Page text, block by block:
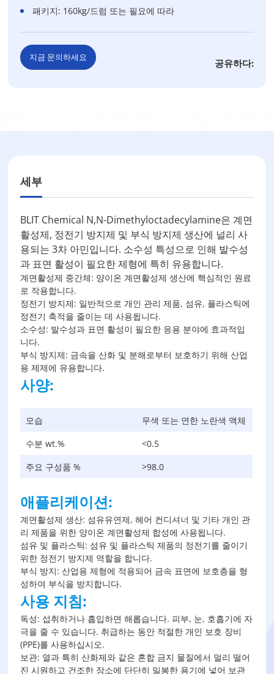
패키지: 160kg/드럼 또는 필요에 따라
지금 문의하세요 공유하다:
세부
BLIT Chemical N,N-Dimethyloctadecylamine은 계면
활성제, 정전기 방지제 및 부식 방지제 생산에 널리 사
용되는 3차 아민입니다. 소수성 특성으로 인해 발수성
과 표면 활성이 필요한 제형에 특히 유용합니다.
계면활성제 중간체: 양이온 계면활성제 생산에 핵심적인 원료
로 작용합니다.
정전기 방지제: 일반적으로 개인 관리 제품, 섬유, 플라스틱에
정전기 축적을 줄이는 데 사용됩니다.
소수성: 발수성과 표면 활성이 필요한 응용 분야에 효과적입
니다.
부식 방지제: 금속을 산화 및 분해로부터 보호하기 위해 산업
용 제제에 유용합니다.
사양:
모습
무색 또는 연한 노란색 액체
수분 wt.%
<0.5
주요 구성품 %
>98.0
애플리케이션:
계면활성제 생산: 섬유유연제, 헤어 컨디셔너 및 기타 개인 관
리 제품을 위한 양이온 계면활성제 합성에 사용됩니다.
섬유 및 플라스틱: 섬유 및 플라스틱 제품의 정전기를 줄이기
위한 정전기 방지제 역할을 합니다.
부식 방지: 산업용 제형에 적용되어 금속 표면에 보호층을 형
성하여 부식을 방지합니다.
사용 지침:
독성: 섭취하거나 흡입하면 해롭습니다. 피부, 눈, 호흡기에 자
극을 줄 수 있습니다. 취급하는 동안 적절한 개인 보호 장비
(PPE)를 사용하십시오.
보관: 열과 특히 산화제와 같은 혼합 금지 물질에서 멀리 떨어
진 시원하고 건조한 장소에 단단히 밀봉한 용기에 넣어 보관